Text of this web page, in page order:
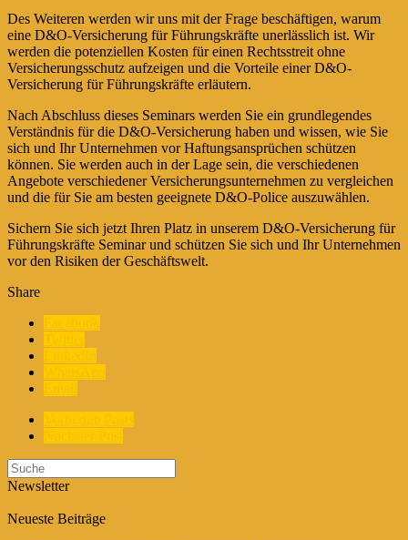
Des Weiteren werden wir uns mit der Frage beschäftigen, warum
eine D&O-Versicherung für Führungskräfte unerlässlich ist. Wir
werden die potenziellen Kosten für einen Rechtsstreit ohne
Versicherungsschutz aufzeigen und die Vorteile einer D&O-
Versicherung für Führungskräfte erläutern.
Nach Abschluss dieses Seminars werden Sie ein grundlegendes
Verständnis für die D&O-Versicherung haben und wissen, wie Sie
sich und Ihr Unternehmen vor Haftungsansprüchen schützen
können. Sie werden auch in der Lage sein, die verschiedenen
Angebote verschiedener Versicherungsunternehmen zu vergleichen
und die für Sie am besten geeignete D&O-Police auszuwählen.
Sichern Sie sich jetzt Ihren Platz in unserem D&O-Versicherung für
Führungskräfte Seminar und schützen Sie sich und Ihr Unternehmen
vor den Risiken der Geschäftswelt.
Share
Newsletter
Neueste Beiträge